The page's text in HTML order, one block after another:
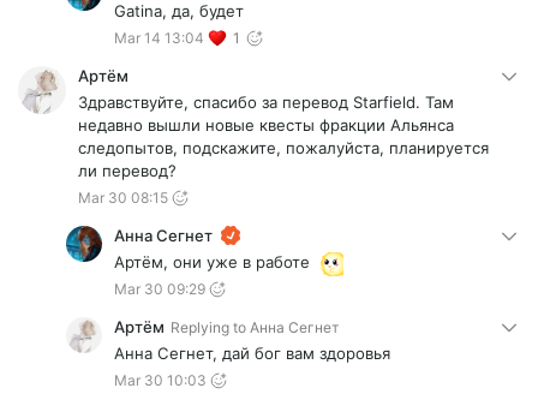
Gatina, да, будет
Mar 14 13:04 1
Артём
Здравствуйте, спасибо за перевод Starfield. Там
недавно вышли новые квесты фракции Альянса
следопытов, подскажите, пожалуйста, планируется
ли перевод?
Mar 30 08:15
Анна Сегнет
Артём, они уже в работе
Mar 30 09:29
Артём Replying to Анна Сегнет
Анна Сегнет, дай бог вам здоровья
Mar 30 10:03